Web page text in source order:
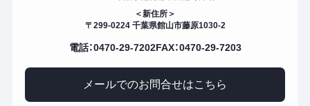
＜新住所＞
〒299-0224 千葉県館山市藤原1030-2
電話：0470-29-7202FAX：0470-29-7203
メールでのお問合せはこちら